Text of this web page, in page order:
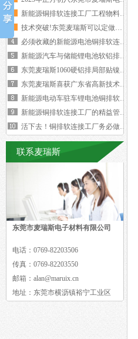
新能源铜排软连接工厂工程物料变更浪费
技术突破!东莞麦瑞斯可以定做电力设备
必须收藏的新能源电池铜排软连接工艺流
新能源汽车与储能锂电池软铝排加工技术
东莞麦瑞斯1060硬铝排局部贴镍片工
东莞麦瑞斯喜获广东省高新技术企业证书
新能源电动车驻车锂电池铜排软连接技术
新能源铜排软连接工厂的精益管理核心的
活下去！铜排软连接工厂务必做好两个大
联系麦瑞斯
东莞市麦瑞斯电子材料有限公司
电话： 0769-82203506
传真： 0769-82203550
邮箱： alan@maruix.cn
地址： 东莞市横沥镇裕宁工业区